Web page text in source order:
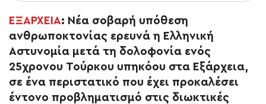
ΕΞΑΡΧΕΙΑ: Νέα σοβαρή υπόθεση
ανθρωποκτονίας ερευνά η Ελληνική
Αστυνομία μετά τη δολοφονία ενός
25χρονου Τούρκου υπηκόου στα Εξάρχεια,
σε ένα περιστατικό που έχει προκαλέσει
έντονο προβληματισμό στις διωκτικές